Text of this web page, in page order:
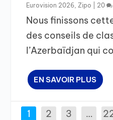
Eurovision 2026 ,Zipo 20
Nous finissons
des conseils de
l’Azerbaïdjan qui
EN SAVOIR PLUS
1 2 3 …